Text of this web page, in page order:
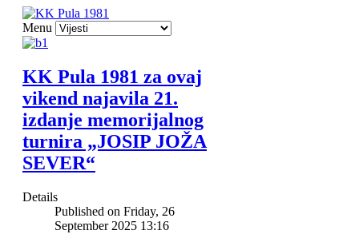
Menu
KK Pula 1981 za ovaj
vikend najavila 21.
izdanje memorijalnog
turnira „JOSIP JOŽA
SEVER“
Details
Published on Friday, 26
September 2025 13:16